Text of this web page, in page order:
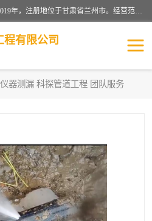
甘肃科探管道工程有限公司成立于2019年，注册地位于甘肃省兰州市。经营范围包括管道安装、清洗、疏通、维修、检测，防水工程，工程钻孔，化粪池清理，暖气安装，给排水管道安装维修，室内外管道如消防、供水、供热管道漏水检测定位，室内外防水堵漏等。
程有限公司
器测漏 科探管道工程 团队服务
排水管道漏水
管道疏通